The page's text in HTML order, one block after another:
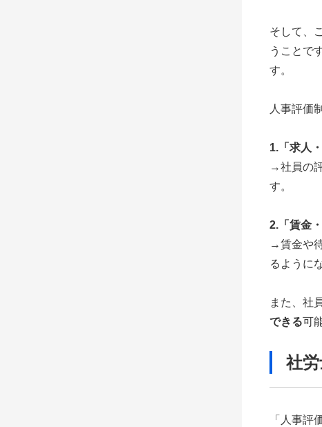
そして、
うことで
す。
人事評価
1.「求人
→社員の
す。
2.「賃金
→賃金や
るように
また、社
できる可
社
「人事評